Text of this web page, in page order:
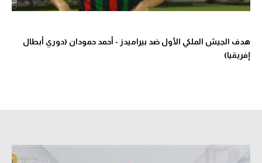
الوطن العربي
رياضة نسائية
هدف الجيش الملكي الأول ضد بيراميدز - أحمد حمودان (دوري أبطال
إفريقيا)